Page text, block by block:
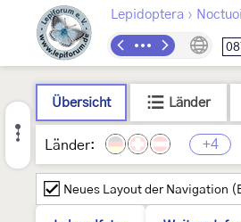
Lepidoptera ›
Übersicht Länder
Länder: +4
Neues Layout der Navigation